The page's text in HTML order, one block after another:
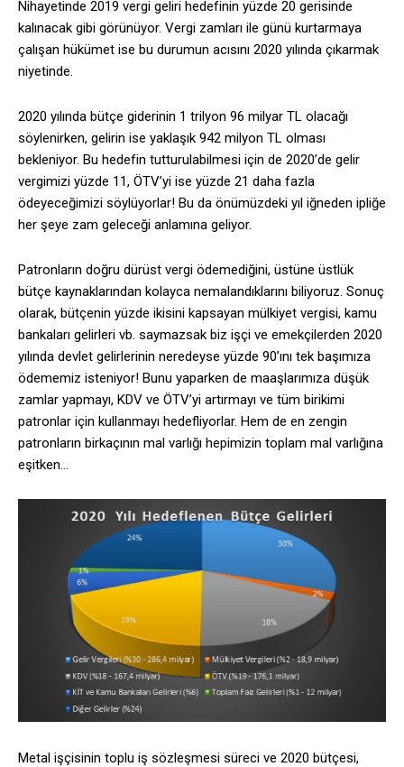
Nihayetinde 2019 vergi geliri hedefinin yüzde 20 gerisinde
kalınacak gibi görünüyor. Vergi zamları ile günü kurtarmaya
çalışan hükümet ise bu durumun acısını 2020 yılında çıkarmak
niyetinde.
2020 yılında bütçe giderinin 1 trilyon 96 milyar TL olacağı
söylenirken, gelirin ise yaklaşık 942 milyon TL olması
bekleniyor. Bu hedefin tutturulabilmesi için de 2020’de gelir
vergimizi yüzde 11, ÖTV’yi ise yüzde 21 daha fazla
ödeyeceğimizi söylüyorlar! Bu da önümüzdeki yıl iğneden ipliğe
her şeye zam geleceği anlamına geliyor.
Patronların doğru dürüst vergi ödemediğini, üstüne üstlük
bütçe kaynaklarından kolayca nemalandıklarını biliyoruz. Sonuç
olarak, bütçenin yüzde ikisini kapsayan mülkiyet vergisi, kamu
bankaları gelirleri vb. saymazsak biz işçi ve emekçilerden 2020
yılında devlet gelirlerinin neredeyse yüzde 90’ını tek başımıza
ödememiz isteniyor! Bunu yaparken de maaşlarımıza düşük
zamlar yapmayı, KDV ve ÖTV’yi artırmayı ve tüm birikimi
patronlar için kullanmayı hedefliyorlar. Hem de en zengin
patronların birkaçının mal varlığı hepimizin toplam mal varlığına
eşitken…
Metal işçisinin toplu iş sözleşmesi süreci ve 2020 bütçesi,